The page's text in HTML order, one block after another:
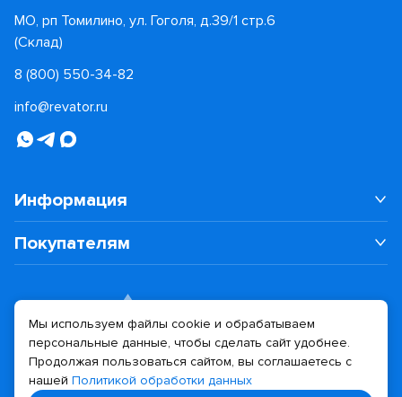
МО, рп Томилино, ул. Гоголя, д.39/1 стр.6
(Склад)
8 (800) 550-34-82
info@revator.ru
Информация
Покупателям
Дизайн сайта Разработка сайта
Мы используем файлы cookie и обрабатываем
персональные данные, чтобы сделать сайт удобнее.
Продолжая пользоваться сайтом, вы соглашаетесь с
нашей Политикой обработки данных